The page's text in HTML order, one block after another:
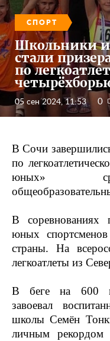
СПОРТ
Школьники
стали
по
05 сен 2024, 11:53 0
В Сочи
по
юных»
В соревнованиях
юных
страны. На
легкоатлеты из
В беге на 600
завоевал
школы Семён
личным рекордом